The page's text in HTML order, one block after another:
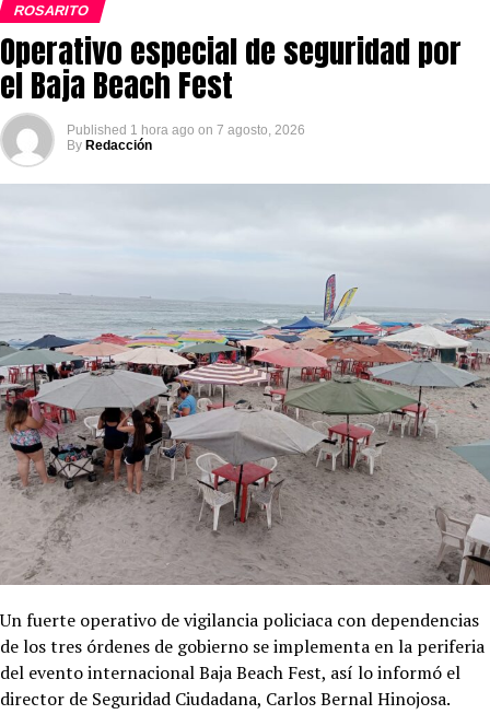
ROSARITO
Operativo especial de seguridad por
el Baja Beach Fest
Published 1 hora ago on 7 agosto, 2026
By Redacción
Un fuerte operativo de vigilancia policiaca con dependencias
de los tres órdenes de gobierno se implementa en la periferia
del evento internacional Baja Beach Fest, así lo informó el
director de Seguridad Ciudadana, Carlos Bernal Hinojosa.